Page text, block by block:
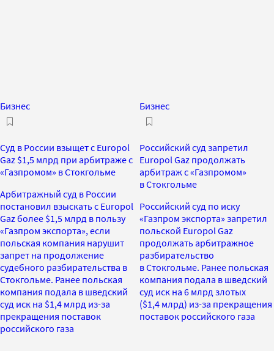
Бизнес
Суд в России взыщет с Europol
Gaz $1,5 млрд при арбитраже с
«Газпромом» в Стокгольме
Арбитражный суд в России
постановил взыскать с Europol
Gaz более $1,5 млрд в пользу
«Газпром экспорта», если
польская компания нарушит
запрет на продолжение
судебного разбирательства в
Стокгольме. Ранее польская
компания подала в шведский
суд иск на $1,4 млрд из-за
прекращения поставок
российского газа
Бизнес
Российский суд запретил
Europol Gaz продолжать
арбитраж с «Газпромом»
в Стокгольме
Российский суд по иску
«Газпром экспорта» запретил
польской Europol Gaz
продолжать арбитражное
разбирательство
в Стокгольме. Ранее польская
компания подала в шведский
суд иск на 6 млрд злотых
($1,4 млрд) из-за прекращения
поставок российского газа